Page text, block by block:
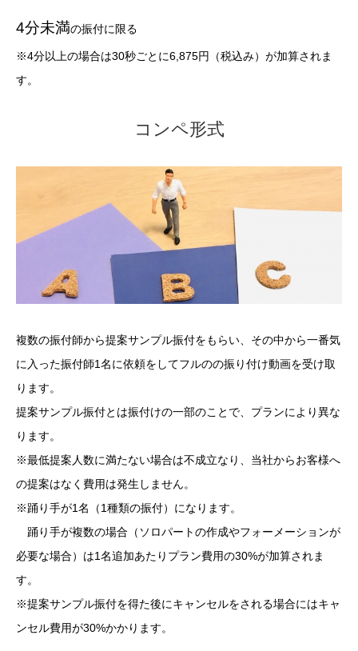
4分未満の振付に限る
※4分以上の場合は30秒ごとに6,875円（税込み）が加算されま
す。
コンペ形式
複数の振付師から提案サンプル振付をもらい、その中から一番気
に入った振付師1名に依頼をしてフルのの振り付け動画を受け取
ります。
提案サンプル振付とは振付けの一部のことで、プランにより異な
ります。
※最低提案人数に満たない場合は不成立なり、当社からお客様へ
の提案はなく費用は発生しません。
※踊り手が1名（1種類の振付）になります。
踊り手が複数の場合（ソロパートの作成やフォーメーションが
必要な場合）は1名追加あたりプラン費用の30%が加算されま
す。
※提案サンプル振付を得た後にキャンセルをされる場合にはキャ
ンセル費用が30%かかります。